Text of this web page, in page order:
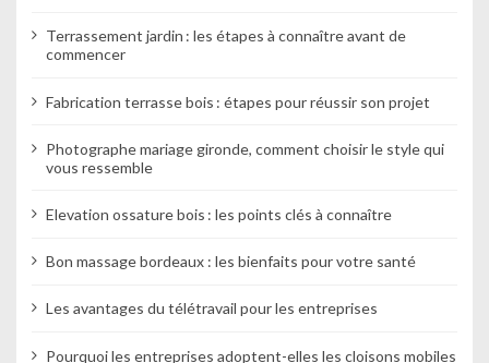
Terrassement jardin : les étapes à connaître avant de
commencer
Fabrication terrasse bois : étapes pour réussir son projet
Photographe mariage gironde, comment choisir le style qui
vous ressemble
Elevation ossature bois : les points clés à connaître
Bon massage bordeaux : les bienfaits pour votre santé
Les avantages du télétravail pour les entreprises
Pourquoi les entreprises adoptent-elles les cloisons mobiles